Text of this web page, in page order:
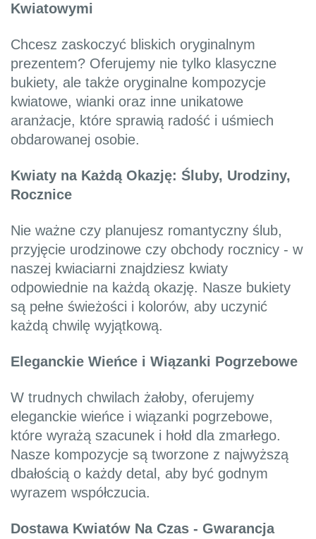
Kwiatowymi
Chcesz zaskoczyć bliskich oryginalnym
prezentem? Oferujemy nie tylko klasyczne
bukiety, ale także oryginalne kompozycje
kwiatowe, wianki oraz inne unikatowe
aranżacje, które sprawią radość i uśmiech
obdarowanej osobie.
Kwiaty na Każdą Okazję: Śluby, Urodziny,
Rocznice
Nie ważne czy planujesz romantyczny ślub,
przyjęcie urodzinowe czy obchody rocznicy - w
naszej kwiaciarni znajdziesz kwiaty
odpowiednie na każdą okazję. Nasze bukiety
są pełne świeżości i kolorów, aby uczynić
każdą chwilę wyjątkową.
Eleganckie Wieńce i Wiązanki Pogrzebowe
W trudnych chwilach żałoby, oferujemy
eleganckie wieńce i wiązanki pogrzebowe,
które wyrażą szacunek i hołd dla zmarłego.
Nasze kompozycje są tworzone z najwyższą
dbałością o każdy detal, aby być godnym
wyrazem współczucia.
Dostawa Kwiatów Na Czas - Gwarancja